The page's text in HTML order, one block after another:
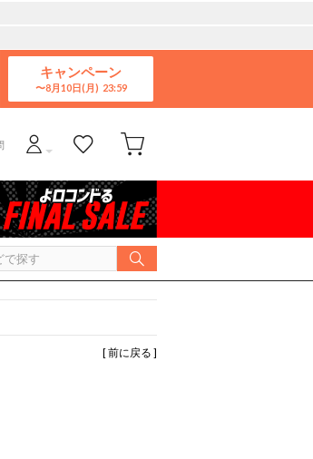
キャンペーン
8月10日(月)
[ 前に戻る ]